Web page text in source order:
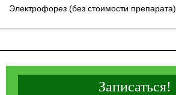
Электрофорез (без стоимости препарата)
Записаться!